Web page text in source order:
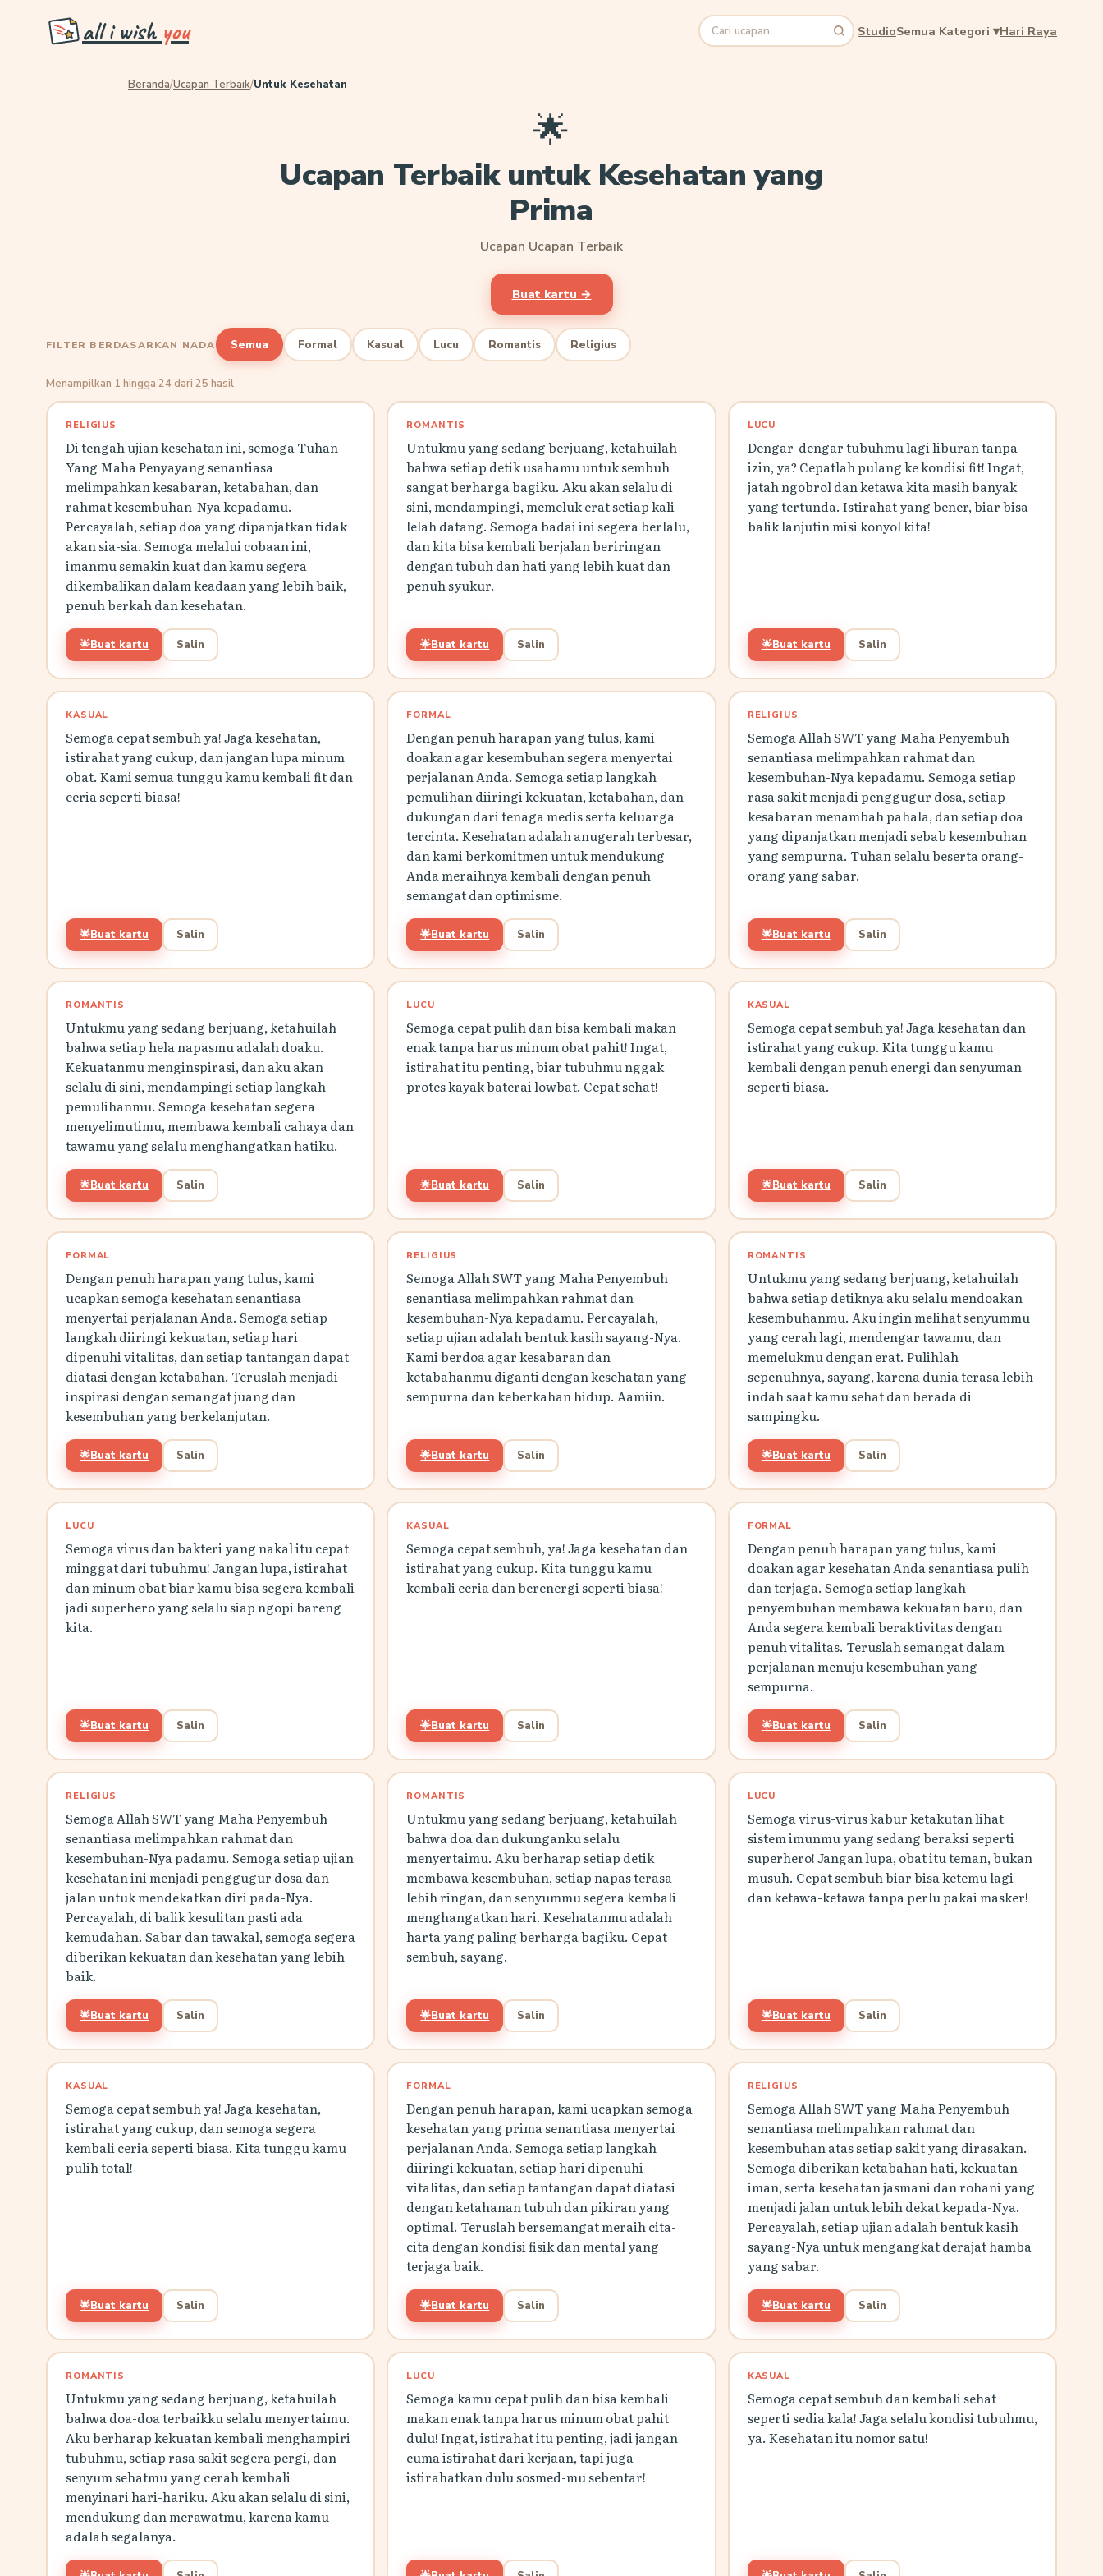
all i wish you Cari StudioSemua Kategori ▾Hari Raya
Beranda/Ucapan Terbaik/Untuk Kesehatan
🌟
Ucapan Terbaik untuk Kesehatan yang
Prima
Ucapan Ucapan Terbaik
Buat kartu →
FILTER BERDASARKAN NADA Semua Formal Kasual Lucu Romantis Religius
Menampilkan 1 hingga 24 dari 25 hasil
RELIGIUS
Di tengah ujian kesehatan ini, semoga Tuhan
Yang Maha Penyayang senantiasa
melimpahkan kesabaran, ketabahan, dan
rahmat kesembuhan-Nya kepadamu.
Percayalah, setiap doa yang dipanjatkan tidak
akan sia-sia. Semoga melalui cobaan ini,
imanmu semakin kuat dan kamu segera
dikembalikan dalam keadaan yang lebih baik,
penuh berkah dan kesehatan.
🌟Buat kartu Salin
ROMANTIS
Untukmu yang sedang berjuang, ketahuilah
bahwa setiap detik usahamu untuk sembuh
sangat berharga bagiku. Aku akan selalu di
sini, mendampingi, memeluk erat setiap kali
lelah datang. Semoga badai ini segera berlalu,
dan kita bisa kembali berjalan beriringan
dengan tubuh dan hati yang lebih kuat dan
penuh syukur.
🌟Buat kartu Salin
LUCU
Dengar-dengar tubuhmu lagi liburan tanpa
izin, ya? Cepatlah pulang ke kondisi fit! Ingat,
jatah ngobrol dan ketawa kita masih banyak
yang tertunda. Istirahat yang bener, biar bisa
balik lanjutin misi konyol kita!
🌟Buat kartu Salin
KASUAL
Semoga cepat sembuh ya! Jaga kesehatan,
istirahat yang cukup, dan jangan lupa minum
obat. Kami semua tunggu kamu kembali fit dan
ceria seperti biasa!
🌟Buat kartu Salin
FORMAL
Dengan penuh harapan yang tulus, kami
doakan agar kesembuhan segera menyertai
perjalanan Anda. Semoga setiap langkah
pemulihan diiringi kekuatan, ketabahan, dan
dukungan dari tenaga medis serta keluarga
tercinta. Kesehatan adalah anugerah terbesar,
dan kami berkomitmen untuk mendukung
Anda meraihnya kembali dengan penuh
semangat dan optimisme.
🌟Buat kartu Salin
RELIGIUS
Semoga Allah SWT yang Maha Penyembuh
senantiasa melimpahkan rahmat dan
kesembuhan-Nya kepadamu. Semoga setiap
rasa sakit menjadi penggugur dosa, setiap
kesabaran menambah pahala, dan setiap doa
yang dipanjatkan menjadi sebab kesembuhan
yang sempurna. Tuhan selalu beserta orang-
orang yang sabar.
🌟Buat kartu Salin
ROMANTIS
Untukmu yang sedang berjuang, ketahuilah
bahwa setiap hela napasmu adalah doaku.
Kekuatanmu menginspirasi, dan aku akan
selalu di sini, mendampingi setiap langkah
pemulihanmu. Semoga kesehatan segera
menyelimutimu, membawa kembali cahaya dan
tawamu yang selalu menghangatkan hatiku.
🌟Buat kartu Salin
LUCU
Semoga cepat pulih dan bisa kembali makan
enak tanpa harus minum obat pahit! Ingat,
istirahat itu penting, biar tubuhmu nggak
protes kayak baterai lowbat. Cepat sehat!
🌟Buat kartu Salin
KASUAL
Semoga cepat sembuh ya! Jaga kesehatan dan
istirahat yang cukup. Kita tunggu kamu
kembali dengan penuh energi dan senyuman
seperti biasa.
🌟Buat kartu Salin
FORMAL
Dengan penuh harapan yang tulus, kami
ucapkan semoga kesehatan senantiasa
menyertai perjalanan Anda. Semoga setiap
langkah diiringi kekuatan, setiap hari
dipenuhi vitalitas, dan setiap tantangan dapat
diatasi dengan ketabahan. Teruslah menjadi
inspirasi dengan semangat juang dan
kesembuhan yang berkelanjutan.
🌟Buat kartu Salin
RELIGIUS
Semoga Allah SWT yang Maha Penyembuh
senantiasa melimpahkan rahmat dan
kesembuhan-Nya kepadamu. Percayalah,
setiap ujian adalah bentuk kasih sayang-Nya.
Kami berdoa agar kesabaran dan
ketabahanmu diganti dengan kesehatan yang
sempurna dan keberkahan hidup. Aamiin.
🌟Buat kartu Salin
ROMANTIS
Untukmu yang sedang berjuang, ketahuilah
bahwa setiap detiknya aku selalu mendoakan
kesembuhanmu. Aku ingin melihat senyummu
yang cerah lagi, mendengar tawamu, dan
memelukmu dengan erat. Pulihlah
sepenuhnya, sayang, karena dunia terasa lebih
indah saat kamu sehat dan berada di
sampingku.
🌟Buat kartu Salin
LUCU
Semoga virus dan bakteri yang nakal itu cepat
minggat dari tubuhmu! Jangan lupa, istirahat
dan minum obat biar kamu bisa segera kembali
jadi superhero yang selalu siap ngopi bareng
kita.
🌟Buat kartu Salin
KASUAL
Semoga cepat sembuh, ya! Jaga kesehatan dan
istirahat yang cukup. Kita tunggu kamu
kembali ceria dan berenergi seperti biasa!
🌟Buat kartu Salin
FORMAL
Dengan penuh harapan yang tulus, kami
doakan agar kesehatan Anda senantiasa pulih
dan terjaga. Semoga setiap langkah
penyembuhan membawa kekuatan baru, dan
Anda segera kembali beraktivitas dengan
penuh vitalitas. Teruslah semangat dalam
perjalanan menuju kesembuhan yang
sempurna.
🌟Buat kartu Salin
RELIGIUS
Semoga Allah SWT yang Maha Penyembuh
senantiasa melimpahkan rahmat dan
kesembuhan-Nya padamu. Semoga setiap ujian
kesehatan ini menjadi penggugur dosa dan
jalan untuk mendekatkan diri pada-Nya.
Percayalah, di balik kesulitan pasti ada
kemudahan. Sabar dan tawakal, semoga segera
diberikan kekuatan dan kesehatan yang lebih
baik.
🌟Buat kartu Salin
ROMANTIS
Untukmu yang sedang berjuang, ketahuilah
bahwa doa dan dukunganku selalu
menyertaimu. Aku berharap setiap detik
membawa kesembuhan, setiap napas terasa
lebih ringan, dan senyummu segera kembali
menghangatkan hari. Kesehatanmu adalah
harta yang paling berharga bagiku. Cepat
sembuh, sayang.
🌟Buat kartu Salin
LUCU
Semoga virus-virus kabur ketakutan lihat
sistem imunmu yang sedang beraksi seperti
superhero! Jangan lupa, obat itu teman, bukan
musuh. Cepat sembuh biar bisa ketemu lagi
dan ketawa-ketawa tanpa perlu pakai masker!
🌟Buat kartu Salin
KASUAL
Semoga cepat sembuh ya! Jaga kesehatan,
istirahat yang cukup, dan semoga segera
kembali ceria seperti biasa. Kita tunggu kamu
pulih total!
🌟Buat kartu Salin
FORMAL
Dengan penuh harapan, kami ucapkan semoga
kesehatan yang prima senantiasa menyertai
perjalanan Anda. Semoga setiap langkah
diiringi kekuatan, setiap hari dipenuhi
vitalitas, dan setiap tantangan dapat diatasi
dengan ketahanan tubuh dan pikiran yang
optimal. Teruslah bersemangat meraih cita-
cita dengan kondisi fisik dan mental yang
terjaga baik.
🌟Buat kartu Salin
RELIGIUS
Semoga Allah SWT yang Maha Penyembuh
senantiasa melimpahkan rahmat dan
kesembuhan atas setiap sakit yang dirasakan.
Semoga diberikan ketabahan hati, kekuatan
iman, serta kesehatan jasmani dan rohani yang
menjadi jalan untuk lebih dekat kepada-Nya.
Percayalah, setiap ujian adalah bentuk kasih
sayang-Nya untuk mengangkat derajat hamba
yang sabar.
🌟Buat kartu Salin
ROMANTIS
Untukmu yang sedang berjuang, ketahuilah
bahwa doa-doa terbaikku selalu menyertaimu.
Aku berharap kekuatan kembali menghampiri
tubuhmu, setiap rasa sakit segera pergi, dan
senyum sehatmu yang cerah kembali
menyinari hari-hariku. Aku akan selalu di sini,
mendukung dan merawatmu, karena kamu
adalah segalanya.
LUCU
Semoga kamu cepat pulih dan bisa kembali
makan enak tanpa harus minum obat pahit
dulu! Ingat, istirahat itu penting, jadi jangan
cuma istirahat dari kerjaan, tapi juga
istirahatkan dulu sosmed-mu sebentar!
KASUAL
Semoga cepat sembuh dan kembali sehat
seperti sedia kala! Jaga selalu kondisi tubuhmu,
ya. Kesehatan itu nomor satu!